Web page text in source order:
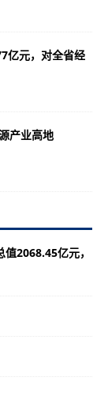
亿元，对全省经
产业高地
2068.45亿元，